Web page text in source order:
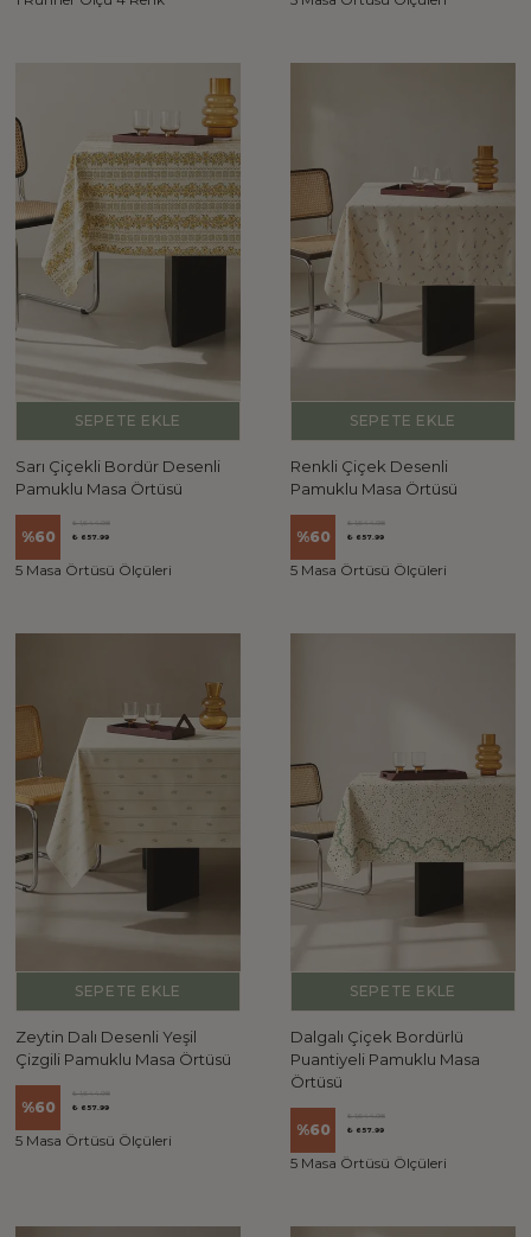
SEPETE EKLE
Sarı Çiçekli Bordür Desenli
Pamuklu Masa Örtüsü
%60
₺ 1,644.98
₺ 657.99
5 Masa Örtüsü Ölçüleri
SEPETE EKLE
Renkli Çiçek Desenli
Pamuklu Masa Örtüsü
%60
₺ 1,644.98
₺ 657.99
5 Masa Örtüsü Ölçüleri
SEPETE EKLE
Zeytin Dalı Desenli Yeşil
Çizgili Pamuklu Masa Örtüsü
%60
₺ 1,644.98
₺ 657.99
5 Masa Örtüsü Ölçüleri
SEPETE EKLE
Dalgalı Çiçek Bordürlü
Puantiyeli Pamuklu Masa
Örtüsü
%60
₺ 1,644.98
₺ 657.99
5 Masa Örtüsü Ölçüleri